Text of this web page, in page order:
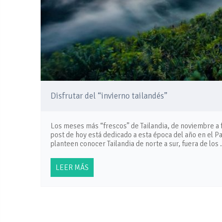
Disfrutar del “invierno tailandés”
Los meses más “frescos” de Tailandia, de noviembre
post de hoy está dedicado a esta época del año en el
planteen conocer Tailandia de norte a sur, fuera de los
LEER MÁS